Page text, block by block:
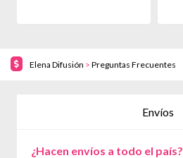
Elena Difusión > Preguntas Frecuentes
Envíos
¿Hacen envíos a todo el país?